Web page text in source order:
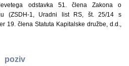
odstavka 51. člena Zakona o
(ZSDH-1, Uradni list RS, št. 25/14 s
19. člena Statuta Kapitalske družbe, d.d.,
poziv